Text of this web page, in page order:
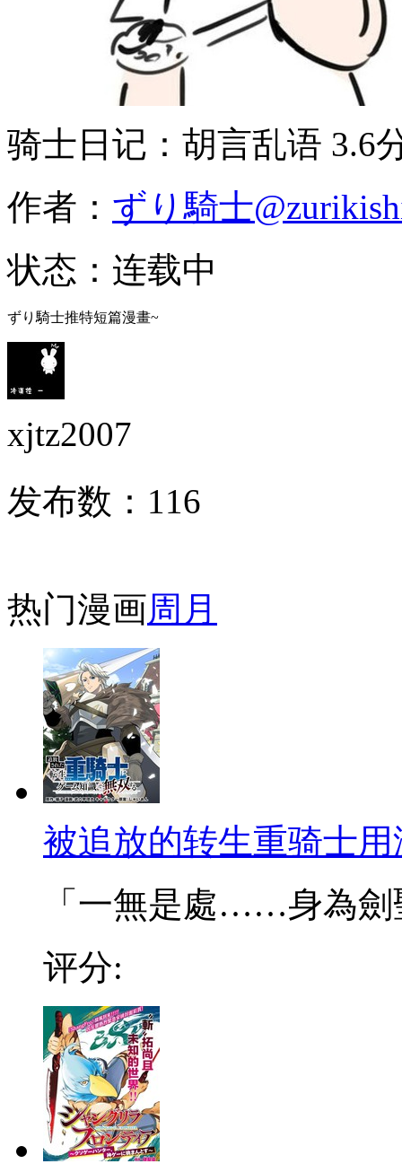
骑士日记：胡言乱语 3.6
作者： ずり騎士
状态： 连载中
ずり騎士推特短篇漫畫~
xjtz2007
发布数： 116
热门漫画周 月
被追放的转生重骑士
「一無是處……身為劍
评分: